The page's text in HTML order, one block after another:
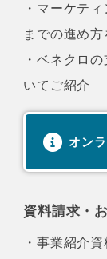
・マーケテ
までの進め
・ベネクロ
いてご紹介
オン
資料請求・
・事業紹介資